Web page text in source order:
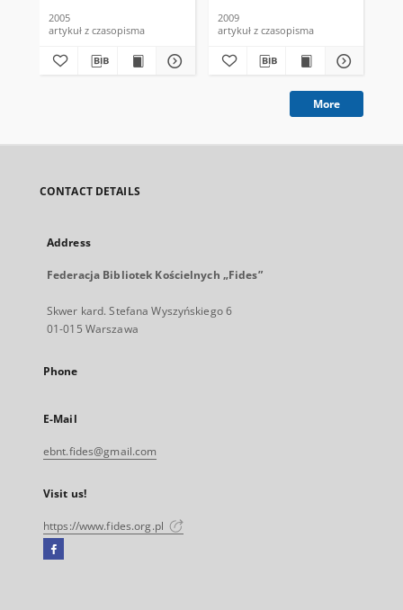
2005
artykuł z czasopisma
2009
artykuł z czasopisma
More
CONTACT DETAILS
Address
Federacja Bibliotek Kościelnych „Fides”
Skwer kard. Stefana Wyszyńskiego 6
01-015 Warszawa
Phone
E-Mail
ebnt.fides@gmail.com
Visit us!
https://www.fides.org.pl
Facebook